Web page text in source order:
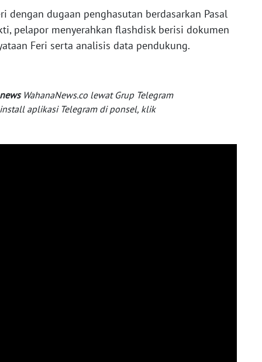
dengan dugaan penghasutan berdasarkan Pasal
pelapor menyerahkan flashdisk berisi dokumen
Feri serta analisis data pendukung.
WahanaNews.co lewat Grup Telegram
aplikasi Telegram di ponsel, klik